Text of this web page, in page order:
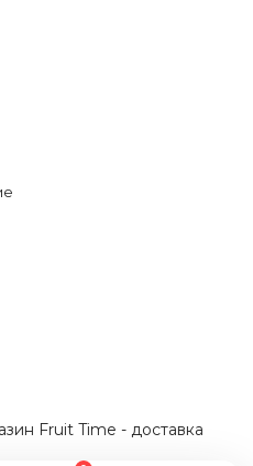
Fruit Time - доставка